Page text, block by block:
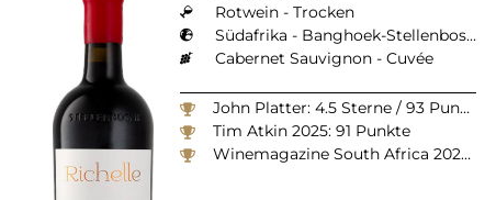
Rotwein - Trocken
Südafrika - Banghoek-Stellenbosch
Cabernet Sauvignon - Cuvée
John Platter: 4.5 Sterne / 93 Punkte
Tim Atkin 2025: 91 Punkte
Winemagazine South Africa 2024: 90 Punkte